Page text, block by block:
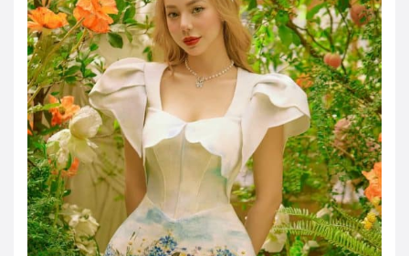
JOD -JD
Jordanian Dinar
KWD -KD
Kuwaiti Dinar
OMR -OMR
Omani Rial
EUR -€
Euro
GBP -£
British Pound Sterling
VND -₫
CNY -CN¥
Chinese Yuan